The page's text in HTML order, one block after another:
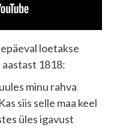
loetakse
aastast 1818:
minu rahva
siis selle maa keel
üles igavust